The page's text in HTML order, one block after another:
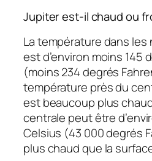
Jupiter est-il chaud ou
La température dans les
est d’environ moins 145
(moins 234 degrés
température près du
est beaucoup plus
centrale peut être
Celsius (43 000 degrés
plus chaud que la